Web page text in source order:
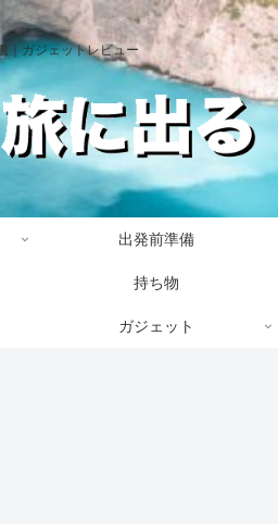
｜ガジェットレビュー
出発前準備
持ち物
ガジェット